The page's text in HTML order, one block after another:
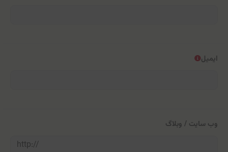
ایمیل
وب سایت / وبلاگ